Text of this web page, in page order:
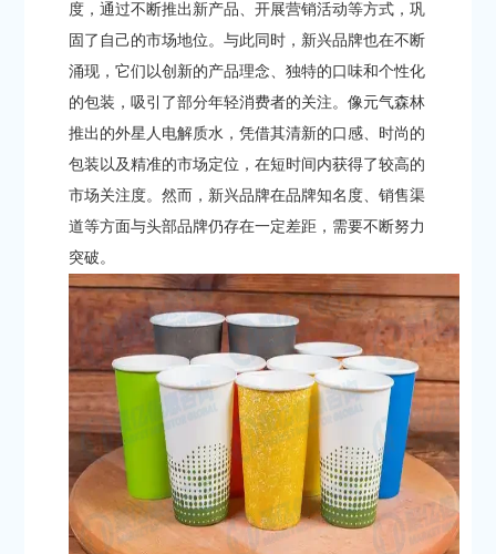
度，通过不断推出新产品、开展营销活动等方式，巩
固了自己的市场地位。与此同时，新兴品牌也在不断
涌现，它们以创新的产品理念、独特的口味和个性化
的包装，吸引了部分年轻消费者的关注。像元气森林
推出的外星人电解质水，凭借其清新的口感、时尚的
包装以及精准的市场定位，在短时间内获得了较高的
市场关注度。然而，新兴品牌在品牌知名度、销售渠
道等方面与头部品牌仍存在一定差距，需要不断努力
突破。​